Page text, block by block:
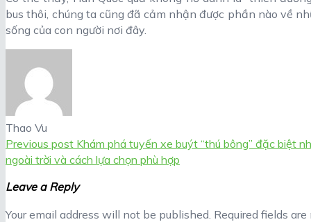
bus thôi, chúng ta cũng đã cảm nhận được phần nào về
sống của con người nơi đây.
Thao Vu
Previous post Khám phá tuyến xe buýt “thú bông” đặc biệt
ngoài trời và cách lựa chọn phù hợp
Leave a Reply
Your email address will not be published. Required fields